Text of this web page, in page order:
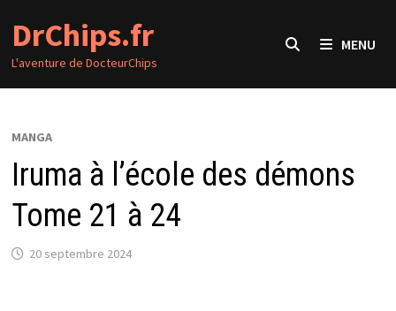
contenu
DrChips.fr
L'aventure de DocteurChips
MENU
MANGA
Iruma à l’école des démons
Tome 21 à 24
20 septembre 2024